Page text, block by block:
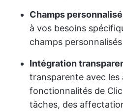
Champs
à vos besoins
champs personnalisés
Intégration
transparente avec les
fonctionnalités de
tâches, des